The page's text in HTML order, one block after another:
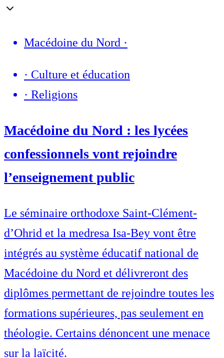
Macédoine du Nord ·
· Culture et éducation
· Religions
Macédoine du Nord : les lycées
confessionnels vont rejoindre
l’enseignement public
Le séminaire orthodoxe Saint-Clément-
d’Ohrid et la medresa Isa-Bey vont être
intégrés au système éducatif national de
Macédoine du Nord et délivreront des
diplômes permettant de rejoindre toutes les
formations supérieures, pas seulement en
théologie. Certains dénoncent une menace
sur la laïcité.